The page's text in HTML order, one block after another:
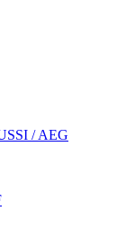
/ AEG